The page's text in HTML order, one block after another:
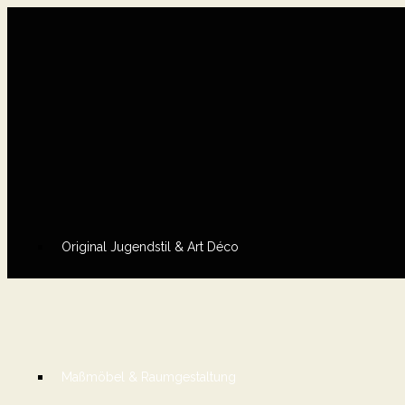
Original Jugendstil & Art Déco
Maßmöbel & Raumgestaltung